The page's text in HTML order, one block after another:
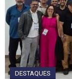
DESTAQUES